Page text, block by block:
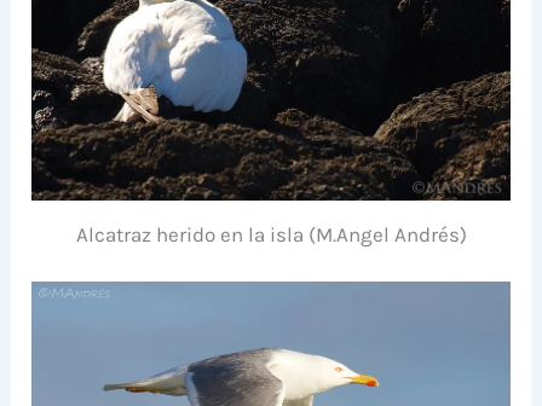
Alcatraz herido en la isla (M.Angel Andrés)